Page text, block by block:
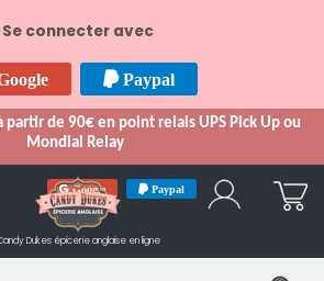
Se connecter avec
Paypal
partir de 90€ en point relais UPS Pick Up ou
Mondial Relay
Google Paypal
Dukes épicerie anglaise en ligne